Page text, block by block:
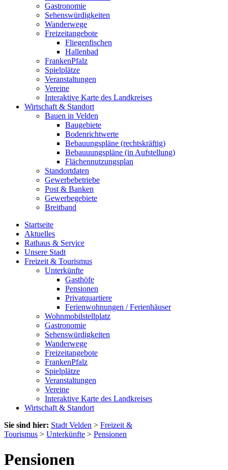
Gastronomie
Sehenswürdigkeiten
Wanderwege
Freizeitangebote
Fliegenfischen
Hallenbad
FrankenPfalz
Spielplätze
Veranstaltungen
Vereine
Interaktive Karte des Landkreises
Wirtschaft & Standort
Bauen in Velden
Baugebiete
Bodenrichtwerte
Bebauungspläne (rechtskräftig)
Bebauuungspläne (in Aufstellung)
Flächennutzungsplan
Standortdaten
Gewerbebetriebe
Post & Banken
Gewerbegebiete
Breitband
Startseite
Aktuelles
Rathaus & Service
Unsere Stadt
Freizeit & Tourismus
Unterkünfte
Gasthöfe
Pensionen
Privatquartiere
Ferienwohnungen / Ferienhäuser
Wohnmobilstellplatz
Gastronomie
Sehenswürdigkeiten
Wanderwege
Freizeitangebote
FrankenPfalz
Spielplätze
Veranstaltungen
Vereine
Interaktive Karte des Landkreises
Wirtschaft & Standort
Sie sind hier: Stadt Velden > Freizeit &
Tourismus > Unterkünfte > Pensionen
Pensionen